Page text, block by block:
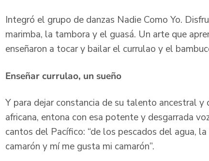
Integró el grupo de danzas Nadie Como Yo.
marimba, la tambora y el guasá. Un arte que
enseñaron a tocar y bailar el currulao y el
Enseñar currulao, un sueño
Y para dejar constancia de su talento ancestral y
africana, entona con esa potente y desgarrada
cantos del Pacífico: “de los pescados del agua,
camarón y mí me gusta mi camarón”.